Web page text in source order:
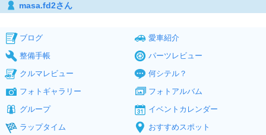
masa.fd2さん
ブログ
愛車紹介
整備手帳
パーツレビュー
クルマレビュー
何シテル？
フォトギャラリー
フォトアルバム
グループ
イベントカレンダー
ラップタイム
おすすめスポット